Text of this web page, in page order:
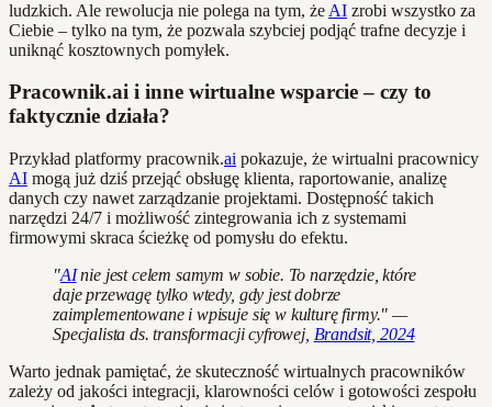
ludzkich. Ale rewolucja nie polega na tym, że AI zrobi wszystko za
Ciebie – tylko na tym, że pozwala szybciej podjąć trafne decyzje i
uniknąć kosztownych pomyłek.
Pracownik.ai i inne wirtualne wsparcie – czy to
faktycznie działa?
Przykład platformy pracownik.ai pokazuje, że wirtualni pracownicy
AI mogą już dziś przejąć obsługę klienta, raportowanie, analizę
danych czy nawet zarządzanie projektami. Dostępność takich
narzędzi 24/7 i możliwość zintegrowania ich z systemami
firmowymi skraca ścieżkę od pomysłu do efektu.
"AInie jest celem samym w sobie. To narzędzie, które
daje przewagę tylko wtedy, gdy jest dobrze
zaimplementowane i wpisuje się w kulturę firmy." —
Specjalista ds. transformacji cyfrowej, Brandsit, 2024
Warto jednak pamiętać, że skuteczność wirtualnych pracowników
zależy od jakości integracji, klarowności celów i gotowości zespołu